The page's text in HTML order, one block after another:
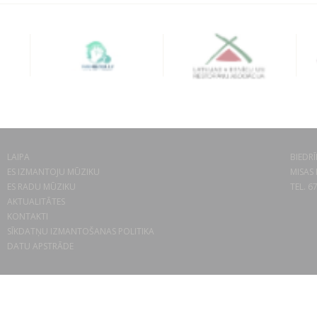
LAIPA
ES IZMANTOJU MŪZIKU
ES RADU MŪZIKU
AKTUALITĀTES
KONTAKTI
SĪKDATŅU IZMANTOŠANAS POLITIKA
DATU APSTRĀDE
TEL.